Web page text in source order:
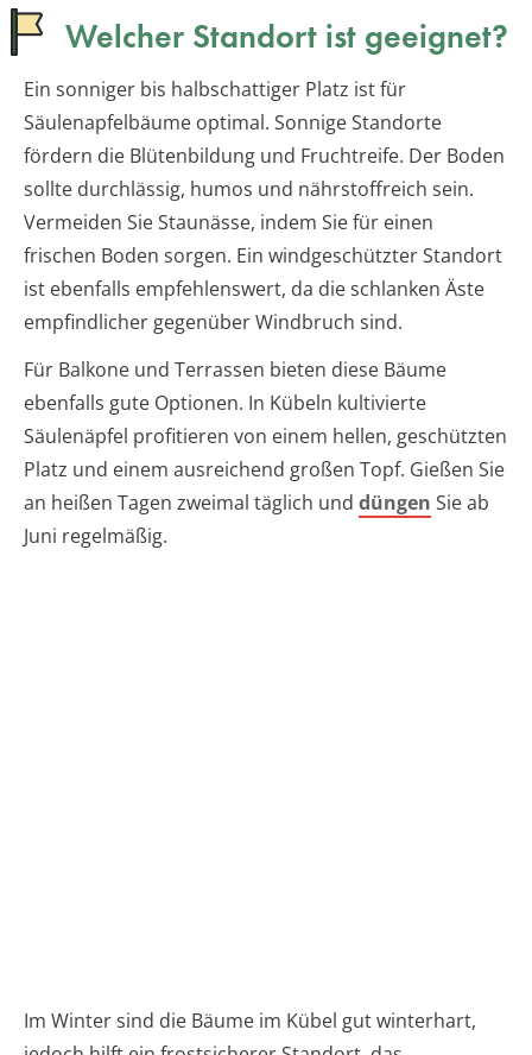
Welcher Standort ist geeignet?
Ein sonniger bis halbschattiger Platz ist für
Säulenapfelbäume optimal. Sonnige Standorte
fördern die Blütenbildung und Fruchtreife. Der Boden
sollte durchlässig, humos und nährstoffreich sein.
Vermeiden Sie Staunässe, indem Sie für einen
frischen Boden sorgen. Ein windgeschützter Standort
ist ebenfalls empfehlenswert, da die schlanken Äste
empfindlicher gegenüber Windbruch sind.
Für Balkone und Terrassen bieten diese Bäume
ebenfalls gute Optionen. In Kübeln kultivierte
Säulenäpfel profitieren von einem hellen, geschützten
Platz und einem ausreichend großen Topf. Gießen Sie
an heißen Tagen zweimal täglich und düngen Sie ab
Juni regelmäßig.
Im Winter sind die Bäume im Kübel gut winterhart,